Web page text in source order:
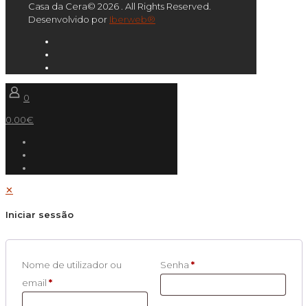
Casa da Cera© 2026 . All Rights Reserved.
Desenvolvido por Iberweb®
0
0.00€
✕
Iniciar sessão
Nome de utilizador ou
email *
Senha *